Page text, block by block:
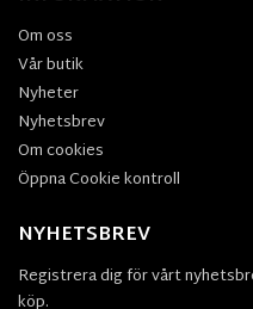
Om oss
Vår butik
Nyheter
Nyhetsbrev
Om cookies
Öppna Cookie kontroll
NYHETSBREV
Registrera dig för vårt
köp.